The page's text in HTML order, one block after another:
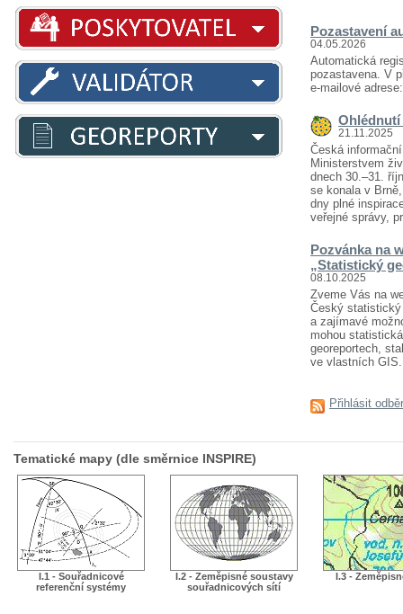
Pozastavení
04.05.2026
Automatická
pozastavena. V
e-mailové
Ohlédnutí
21.11.2025
Česká
Ministerstvem
dnech 30.–31.
se konala v
dny plné
veřejné správy,
Pozvánka na
„Statistický
08.10.2025
Zveme Vás na
Český
a zajímavé
mohou
georeportech,
ve vlastních
Přihlásit
Tematické mapy (dle směrnice INSPIRE)
I.1 - Souřadnicové
referenční systémy
I.2 - Zeměpisné soustavy
souřadnicových sítí
I.3 -